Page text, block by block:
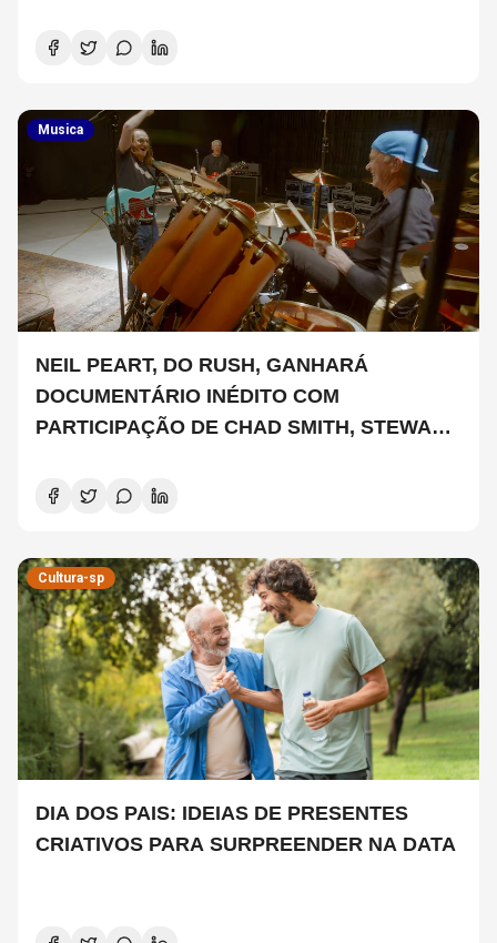
Musica
NEIL PEART, DO RUSH, GANHARÁ
DOCUMENTÁRIO INÉDITO COM
PARTICIPAÇÃO DE CHAD SMITH, STEWART
Cultura-sp
DIA DOS PAIS: IDEIAS DE PRESENTES
CRIATIVOS PARA SURPREENDER NA DATA